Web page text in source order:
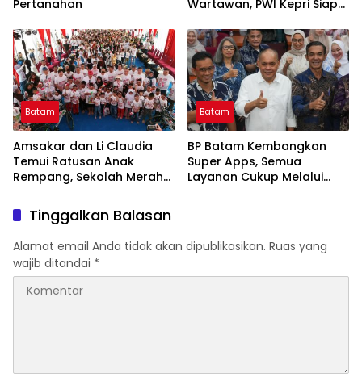
Pertanahan
Wartawan, PWI Kepri Siap
Wartawan Gratis Sesuai
Prosedur
Batam
Amsakar dan Li Claudia
Temui Ratusan Anak
Rempang, Sekolah Merah
Mimpi
Batam
BP Batam Kembangkan
Super Apps, Semua
Layanan Cukup Melalui
Tinggalkan Balasan
Alamat email Anda tidak akan dipublikasikan. Ruas yang
wajib ditandai *